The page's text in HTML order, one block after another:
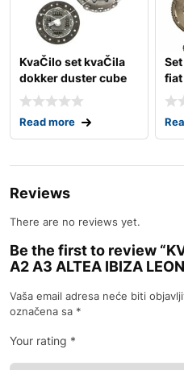
KvaČilo set kvaČila
dokker duster cube
juke micra
Read more
fiat
Reviews
There are no reviews yet.
Be the first to review
A2 A3 ALTEA IBIZA
Vaša email adresa neće biti
označena sa *
Your rating *